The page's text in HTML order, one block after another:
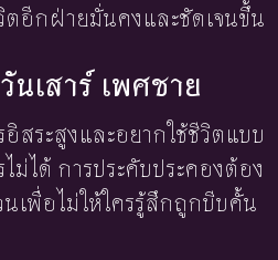
ตอีกฝ่ายมั่นคงและชัดเจนขึ้น
เสาร์ เพศชาย
สระสูงและอยากใช้ชีวิตแบบ
ม่ได้ การประคับประคองต้อง
เพื่อไม่ให้ใครรู้สึกถูกบีบคั้น